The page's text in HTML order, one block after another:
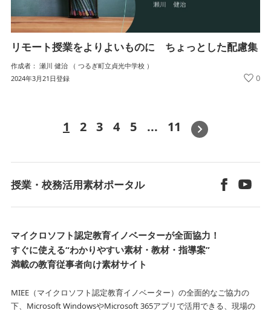
リモート授業をよりよいものに ちょっとした配慮集
作成者： 瀬川 健治 （ つるぎ町立貞光中学校 ）
2024年3月21日登録
0
1 2 3 4 5 ... 11
授業・校務活用素材ポータル
マイクロソフト認定教育イノベーターが全面協力！
すぐに使える“わかりやすい素材・教材・指導案”
満載の教育従事者向け素材サイト
MIEE（マイクロソフト認定教育イノベーター）の全面的なご協力の
下、Microsoft WindowsやMicrosoft 365アプリで活用できる、 現場の